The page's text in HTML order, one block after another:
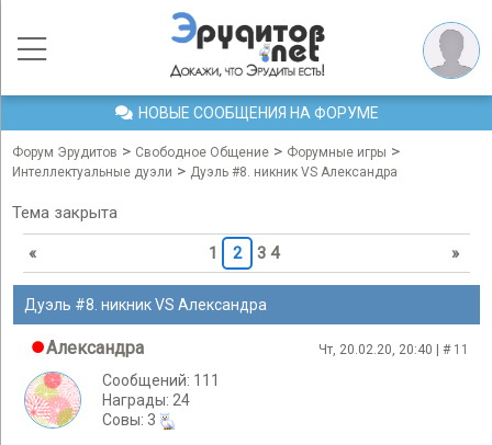
НОВЫЕ СООБЩЕНИЯ НА ФОРУМЕ
Форум Эрудитов > Свободное Общение > Форумные игры >
Интеллектуальные дуэли > Дуэль #8. никник VS Александра
Тема закрыта
« 1 2 3 4 »
Дуэль #8. никник VS Александра
Александра Чт, 20.02.20, 20:40 | # 11
Сообщений: 111
Награды: 24
Cовы: 3